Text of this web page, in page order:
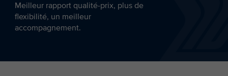
Meilleur rapport qualité-prix, plus de
flexibilité, un meilleur
accompagnement.